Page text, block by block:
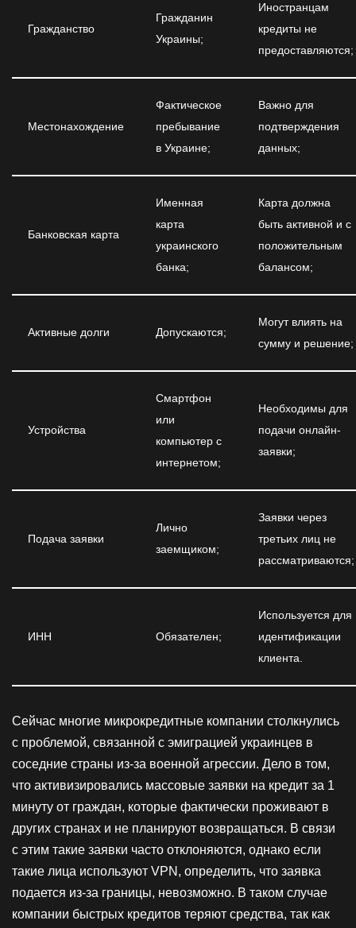
Гражданство
Гражданин
Украины;
Иностранцам
кредиты не
предоставляются;
Местонахождение
Фактическое
пребывание
в Украине;
Важно для
подтверждения
данных;
Банковская карта
Именная
карта
украинского
банка;
Карта должна
быть активной и с
положительным
балансом;
Активные долги Допускаются;
Могут влиять на
сумму и решение;
Устройства
Смартфон
или
компьютер с
интернетом;
Необходимы для
подачи онлайн-
заявки;
Подача заявки
Лично
заемщиком;
Заявки через
третьих лиц не
рассматриваются;
ИНН Обязателен;
Используется для
идентификации
клиента.
Сейчас многие микрокредитные компании столкнулись
с проблемой, связанной с эмиграцией украинцев в
соседние страны из-за военной агрессии. Дело в том,
что активизировались массовые заявки на кредит за 1
минуту от граждан, которые фактически проживают в
других странах и не планируют возвращаться. В связи
с этим такие заявки часто отклоняются, однако если
такие лица используют VPN, определить, что заявка
подается из-за границы, невозможно. В таком случае
компании быстрых кредитов теряют средства, так как